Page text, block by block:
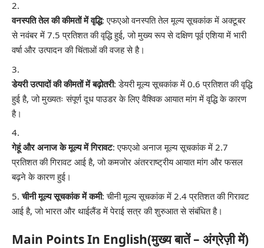
वनस्पति तेल की कीमतों में वृद्धि: एफएओ वनस्पति तेल मूल्य सूचकांक में अक्टूबर
से नवंबर में 7.5 प्रतिशत की वृद्धि हुई, जो मुख्य रूप से दक्षिण पूर्व एशिया में भारी
वर्षा और उत्पादन की चिंताओं की वजह से है।
डेयरी उत्पादों की कीमतों में बढ़ोतरी: डेयरी मूल्य सूचकांक में 0.6 प्रतिशत की वृद्धि
हुई है, जो मुख्यतः संपूर्ण दूध पाउडर के लिए वैश्विक आयात मांग में वृद्धि के कारण
है।
गेहूं और अनाज के मूल्य में गिरावट: एफएओ अनाज मूल्य सूचकांक में 2.7
प्रतिशत की गिरावट आई है, जो कमजोर अंतरराष्ट्रीय आयात मांग और फसल
बढ़ने के कारण हुई।
चीनी मूल्य सूचकांक में कमी: चीनी मूल्य सूचकांक में 2.4 प्रतिशत की गिरावट
आई है, जो भारत और थाईलैंड में पेराई सत्र की शुरुआत से संबंधित है।
Main Points In English(मुख्य बातें – अंग्रेज़ी में)